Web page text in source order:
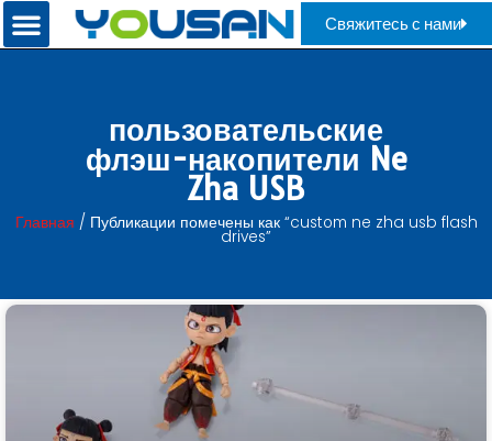
Свяжитесь с нами
пользовательские
флэш-накопители Ne
Zha USB
Главная / Публикации помечены как “custom ne zha usb flash
drives”